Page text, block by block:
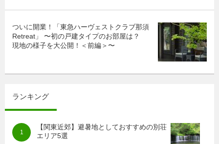
ついに開業！「東急ハーヴェストクラブ那須
Retreat」 〜初の戸建タイプのお部屋は？
現地の様子を大公開！＜前編＞〜
ランキング
【関東近郊】避暑地としておすすめの別荘
エリア5選